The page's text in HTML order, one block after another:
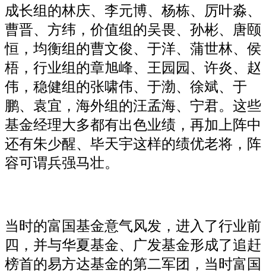
成长组的林庆、李元博、杨栋、厉叶淼、
曹晋、方纬，价值组的吴畏、孙彬、唐颐
恒，均衡组的曹文俊、于洋、蒲世林、侯
梧，行业组的章旭峰、王园园、许炎、赵
伟，稳健组的张啸伟、于渤、徐斌、于
鹏、袁宜，海外组的汪孟海、宁君。这些
基金经理大多都有出色业绩，再加上阵中
还有朱少醒、毕天宇这样的绩优老将，阵
容可谓兵强马壮。
当时的富国基金意气风发，进入了行业前
四，并与华夏基金、广发基金形成了追赶
榜首的易方达基金的第二军团，当时富国